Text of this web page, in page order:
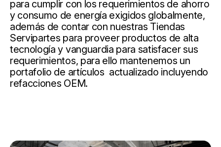
para cumplir con los requerimientos de ahorro
y consumo de energía exigidos globalmente,
además de contar con nuestras Tiendas
Servipartes para proveer productos de alta
tecnología y vanguardia para satisfacer sus
requerimientos, para ello mantenemos un
portafolio de artículos actualizado incluyendo
refacciones OEM.